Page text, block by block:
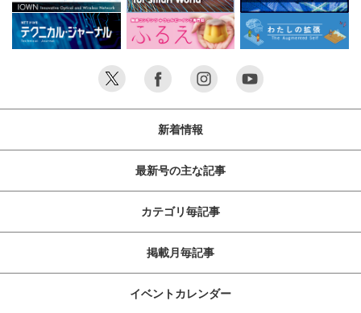
新着情報
最新号の主な記事
カテゴリ毎記事
掲載月毎記事
イベントカレンダー